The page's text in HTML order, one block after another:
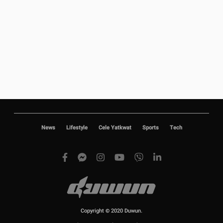
News Lifestyle Cele Yatkwat Sports Tech
Copyright © 2020 Duwun.